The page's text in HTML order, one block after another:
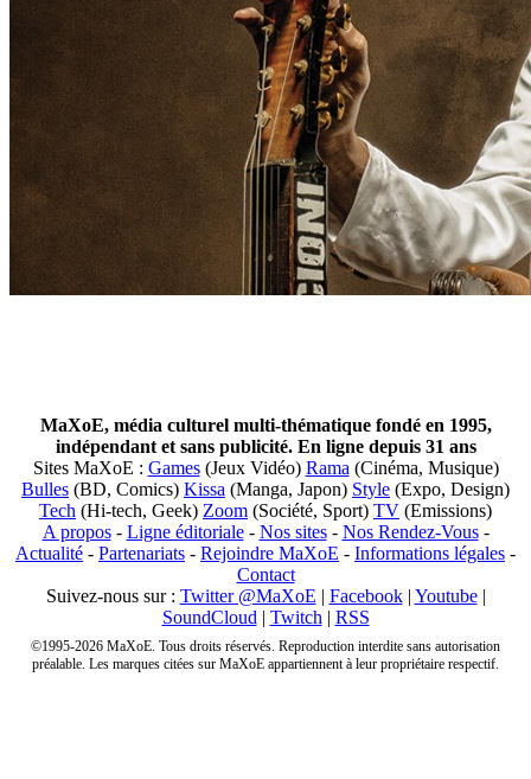
MaXoE, média culturel multi-thématique fondé en 1995,
indépendant et sans publicité. En ligne depuis 31 ans
Sites MaXoE : Games(Jeux Vidéo) Rama (Cinéma, Musique)
Bulles (BD, Comics) Kissa (Manga, Japon) Style (Expo, Design)
Tech (Hi-tech, Geek) Zoom (Société, Sport) TV (Emissions)
A propos- Ligne éditoriale- Nos sites- Nos Rendez-Vous-
Actualité - Partenariats - Rejoindre MaXoE - Informations légales -
Contact
Suivez-nous sur : Twitter @MaXoE | Facebook| Youtube|
SoundCloud | Twitch | RSS
©1995-2026 MaXoE. Tous droits réservés. Reproduction interdite sans autorisation
préalable. Les marques citées sur MaXoE appartiennent à leur propriétaire respectif.